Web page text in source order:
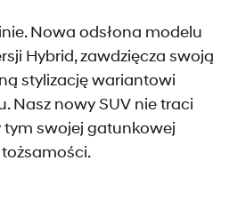
Nowa odsłona modelu
Hybrid, zawdzięcza swoją
stylizację wariantowi
Nasz nowy SUV nie traci
tym swojej gatunkowej
tożsamości.